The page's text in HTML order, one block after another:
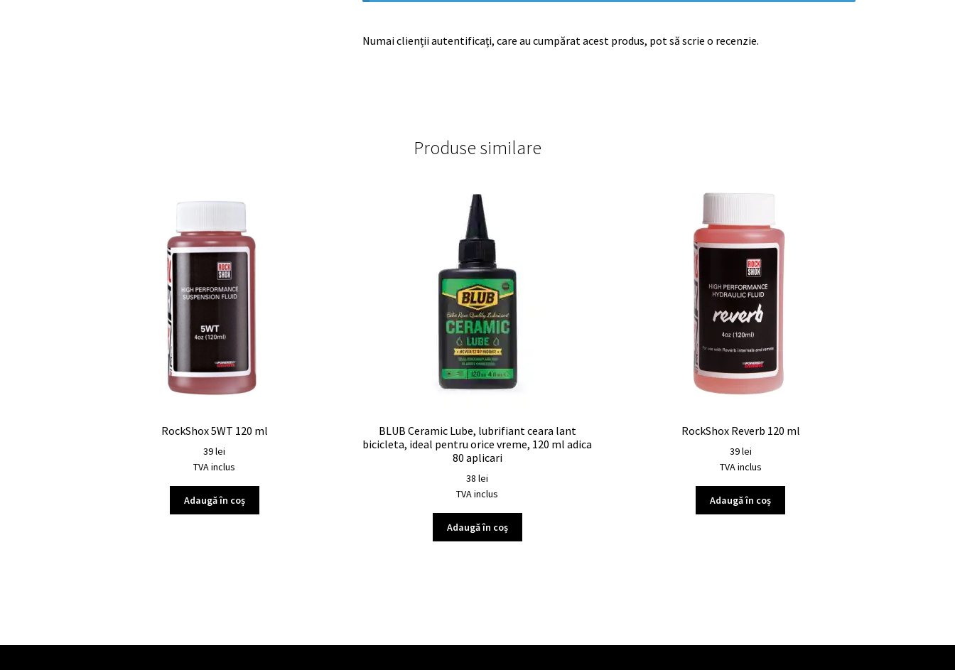
Numai clienții autentificați, care au cumpărat acest produs, pot să scrie o recenzie.
Produse similare
RockShox 5WT 120 ml
39lei
TVA inclus
Adaugă în coș
BLUB Ceramic Lube, lubrifiant ceara lant
bicicleta, ideal pentru orice vreme, 120 ml adica
80 aplicari
38lei
TVA inclus
Adaugă în coș
RockShox Reverb 120 ml
39lei
TVA inclus
Adaugă în coș